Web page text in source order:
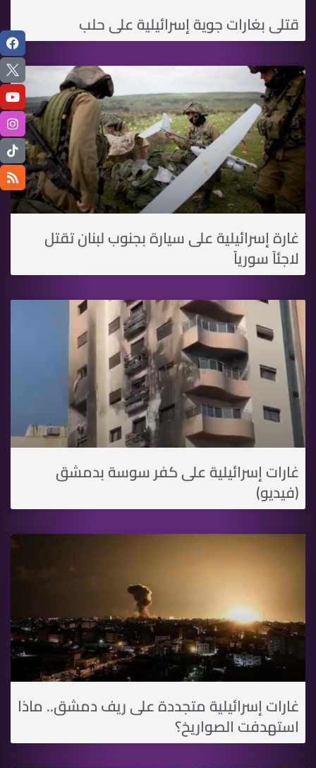
قتلى بغارات جوية إسرائيلية على حلب
غارة إسرائيلية على سيارة بجنوب لبنان تقتل
لاجئاً سورياً
غارات إسرائيلية على كفر سوسة بدمشق
(فيديو)
غارات إسرائيلية متجددة على ريف دمشق.. ماذا
استهدفت الصواريخ؟